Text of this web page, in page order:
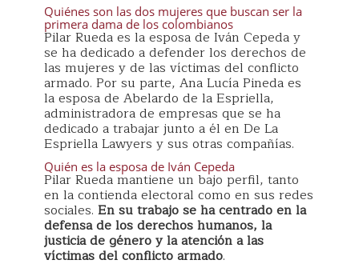
Quiénes son las dos mujeres que buscan ser la
primera dama de los colombianos
Pilar Rueda es la esposa de Iván Cepeda y
se ha dedicado a defender los derechos de
las mujeres y de las víctimas del conflicto
armado. Por su parte, Ana Lucía Pineda es
la esposa de Abelardo de la Espriella,
administradora de empresas que se ha
dedicado a trabajar junto a él en De La
Espriella Lawyers y sus otras compañías.
Quién es la esposa de Iván Cepeda
Pilar Rueda mantiene un bajo perfil, tanto
en la contienda electoral como en sus redes
sociales. En su trabajo se ha centrado en la
defensa de los derechos humanos, la
justicia de género y la atención a las
víctimas del conflicto armado.